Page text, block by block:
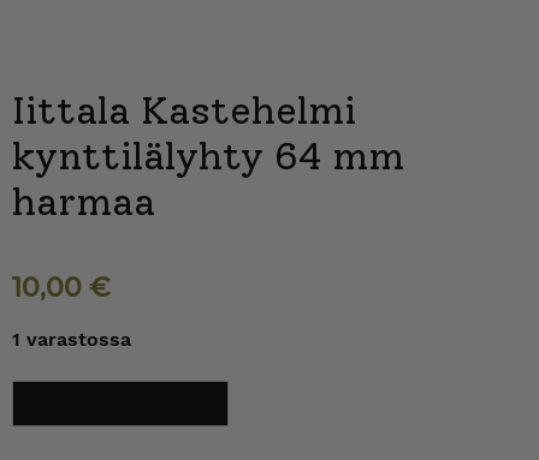
Iittala Kastehelmi
kynttilälyhty 64 mm
harmaa
10,00 €
1 varastossa
kynttilälyhty